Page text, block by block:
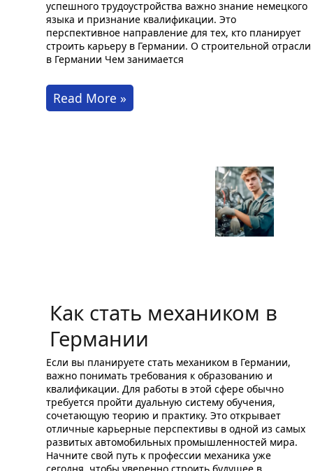
успешного трудоустройства важно знание немецкого
языка и признание квалификации. Это
перспективное направление для тех, кто планирует
строить карьеру в Германии. О строительной отрасли
в Германии Чем занимается
Работа
в
Read More »
Как стать механиком в
Германии
Если вы планируете стать механиком в Германии,
важно понимать требования к образованию и
квалификации. Для работы в этой сфере обычно
требуется пройти дуальную систему обучения,
сочетающую теорию и практику. Это открывает
отличные карьерные перспективы в одной из самых
развитых автомобильных промышленностей мира.
Начните свой путь к профессии механика уже